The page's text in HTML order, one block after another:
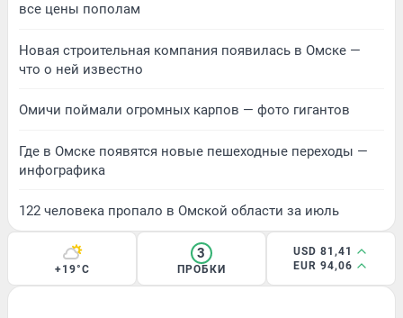
все цены пополам
Новая строительная компания появилась в Омске —
что о ней известно
Омичи поймали огромных карпов — фото гигантов
Где в Омске появятся новые пешеходные переходы —
инфографика
122 человека пропало в Омской области за июль
+19°C
3
ПРОБКИ
USD 81,41
EUR 94,06